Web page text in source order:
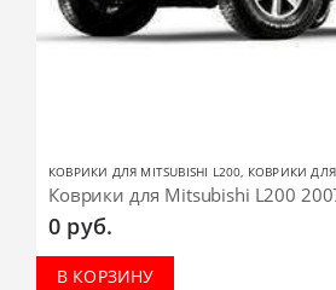
КОВРИКИ ДЛЯ MITSUBISHI L200, КОВРИКИ ДЛЯ
Коврики для Mitsubishi L200
0 руб.
В КОРЗИНУ